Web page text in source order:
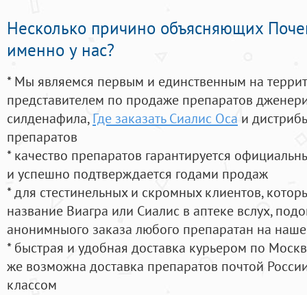
Несколько причино объясняющих
именно у нас?
* Мы являемся первым и единственным на
представителем по продаже препаратов
силденафила, Где заказать Сиалис Оса и
препаратов
* качество препаратов гарантируется
и успешно подтверждается годами продаж
* для стестинельных и скромных клиентов,
название Виагра или Сиалис в аптеке вслух,
анонимныого заказа любого препаратан на
* быстрая и удобная доставка курьером по
же возможна доставка препаратов почтой
классом